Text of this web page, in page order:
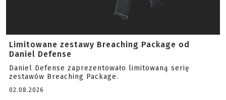
Limitowane zestawy Breaching Package od
Daniel Defense
Daniel Defense zaprezentowało limitowaną serię
zestawów Breaching Package.
02.08.2026